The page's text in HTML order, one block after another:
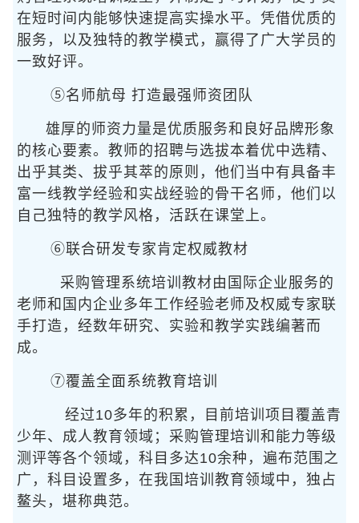
在短时间内能够快速提高实操水平。凭借优质的
服务，以及独特的教学模式，赢得了广大学员的
一致好评。
⑤名师航母 打造最强师资团队
雄厚的师资力量是优质服务和良好品牌形象
的核心要素。教师的招聘与选拔本着优中选精、
出乎其类、拔乎其萃的原则，他们当中有具备丰
富一线教学经验和实战经验的骨干名师，他们以
自己独特的教学风格，活跃在课堂上。
⑥联合研发专家肯定权威教材
采购管理系统培训教材由国际企业服务的
老师和国内企业多年工作经验老师及权威专家联
手打造，经数年研究、实验和教学实践编著而
成。
⑦覆盖全面系统教育培训
经过10多年的积累，目前培训项目覆盖青
少年、成人教育领域；采购管理培训和能力等级
测评等各个领域，科目多达10余种，遍布范围之
广，科目设置多，在我国培训教育领域中，独占
鳌头，堪称典范。